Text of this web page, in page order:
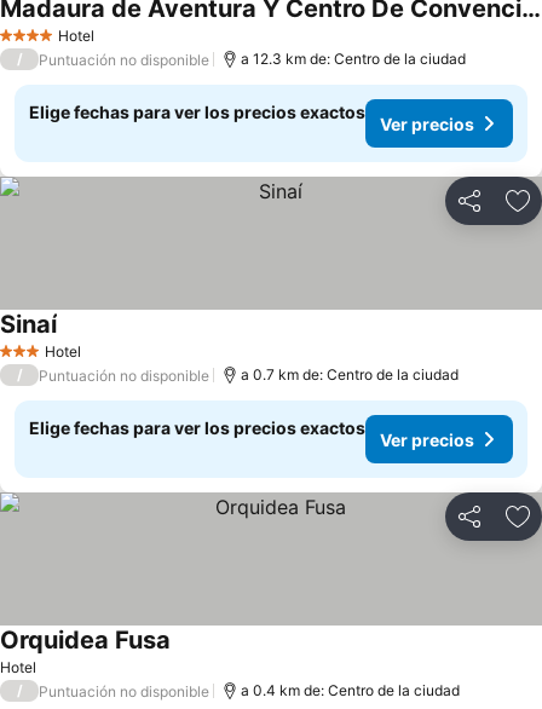
4 EstrellasHotel
Madaura de Aventura Y Centro De Convenciones
/ Puntuación no disponible a 12.3 km de: Centro de la ciudad
Elige fechas para ver los precios exactos
Ver precios
Compartir
3 Estrellas
Hotel
Sinaí
/ Puntuación no disponible a 0.7 km de: Centro de la ciudad
Elige fechas para ver los precios exactos
Ver precios
Compartir
Hotel
Orquidea Fusa
/ Puntuación no disponible a 0.4 km de: Centro de la ciudad